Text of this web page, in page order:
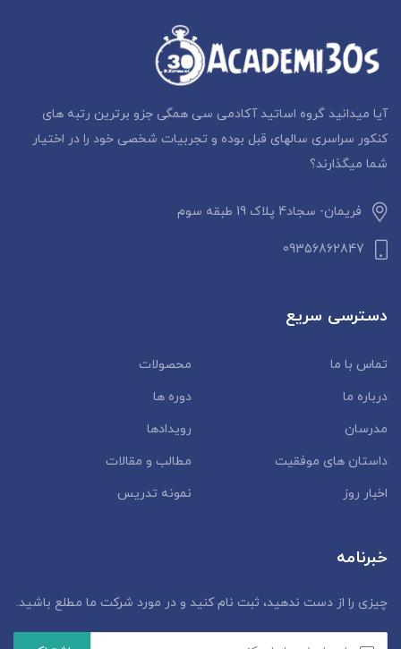
آیا میدانید گروه اساتید آکادمی سی همگی جزو برترین رتبه های
کنکور سراسری سالهای قبل بوده و تجربیات شخصی خود را در اختیار
شما میگذارند؟
فریمان- سجاد4 پلاک 19 طبقه سوم
09356862847
دسترسی سریع
تماس با ما
محصولات
درباره ما
دوره ها
مدرسان
رویدادها
داستان‌ های موفقیت
مطالب و مقالات
اخبار روز
نمونه تدریس
خبرنامه
چیزی را از دست ندهید، ثبت نام کنید و در مورد شرکت ما مطلع باشید.